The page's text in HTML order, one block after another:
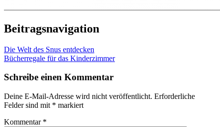
Beitragsnavigation
Die Welt des Snus entdecken
Bücherregale für das Kinderzimmer
Schreibe einen Kommentar
Deine E-Mail-Adresse wird nicht veröffentlicht. Erforderliche
Felder sind mit * markiert
Kommentar *